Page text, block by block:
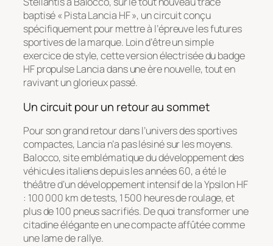
baptisé « Pista Lancia HF », un circuit conçu
spécifiquement pour mettre à l’épreuve les futures
sportives de la marque. Loin d’être un simple
exercice de style, cette version électrisée du badge
HF propulse Lancia dans une ère nouvelle, tout en
ravivant un glorieux passé.
Un circuit pour un retour au sommet
Pour son grand retour dans l’univers des sportives
compactes, Lancia n’a pas lésiné sur les moyens.
Balocco, site emblématique du développement des
véhicules italiens depuis les années 60, a été le
théâtre d’un développement intensif de la Ypsilon HF
: 100 000 km de tests, 1 500 heures de roulage, et
plus de 100 pneus sacrifiés. De quoi transformer une
citadine élégante en une compacte affûtée comme
une lame de rallye.